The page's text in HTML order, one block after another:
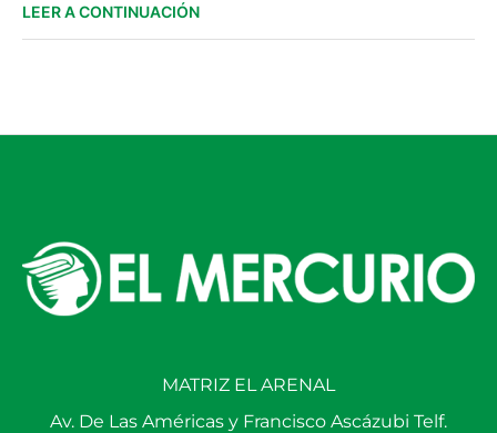
LEER A CONTINUACIÓN
MATRIZ EL ARENAL
Av. De Las Américas y Francisco Ascázubi Telf.